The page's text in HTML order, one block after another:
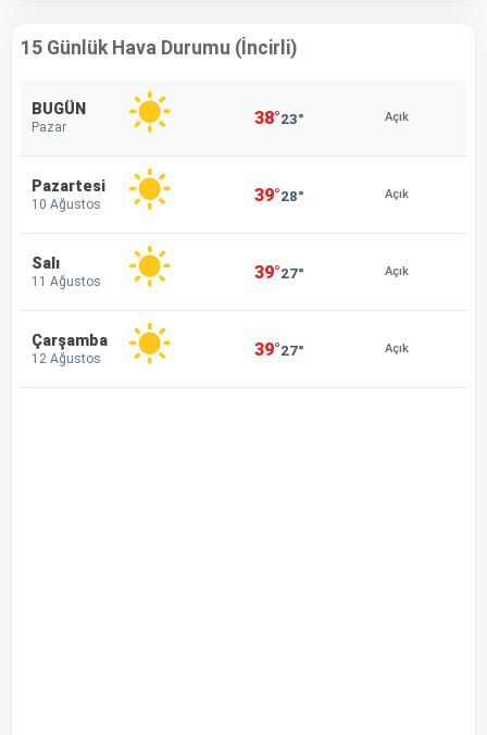
15 Günlük Hava Durumu (İncirli)
BUGÜN
Pazar 38°23° Açık
Pazartesi
10 Ağustos 39°28° Açık
Salı
11 Ağustos 39°27° Açık
Çarşamba
12 Ağustos 39°27° Açık